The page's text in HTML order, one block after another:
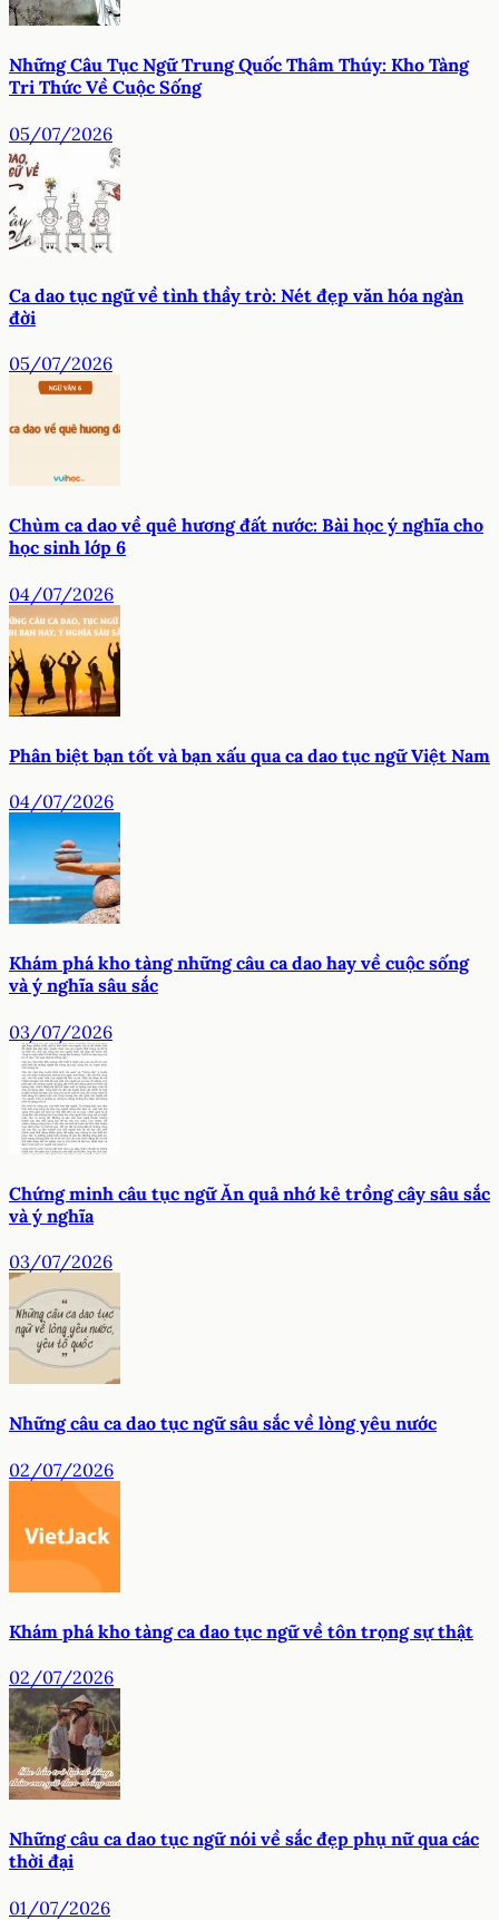
Những Câu Tục Ngữ Trung Quốc Thâm Thúy: Kho Tàng
Tri Thức Về Cuộc Sống
05/07/2026
Ca dao tục ngữ về tình thầy trò: Nét đẹp văn hóa ngàn
đời
05/07/2026
Chùm ca dao về quê hương đất nước: Bài học ý nghĩa cho
học sinh lớp 6
04/07/2026
Phân biệt bạn tốt và bạn xấu qua ca dao tục ngữ Việt Nam
04/07/2026
Khám phá kho tàng những câu ca dao hay về cuộc sống
và ý nghĩa sâu sắc
03/07/2026
Chứng minh câu tục ngữ Ăn quả nhớ kẻ trồng cây sâu sắc
và ý nghĩa
03/07/2026
Những câu ca dao tục ngữ sâu sắc về lòng yêu nước
02/07/2026
Khám phá kho tàng ca dao tục ngữ về tôn trọng sự thật
02/07/2026
Những câu ca dao tục ngữ nói về sắc đẹp phụ nữ qua các
thời đại
01/07/2026